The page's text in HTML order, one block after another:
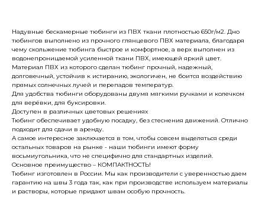
Надувные бескамерные тюбинги из ПВХ ткани плотностью 650г/м2. Дно
тюбингов выполнено из прочного глянцевого ПВХ материала, благодаря
чему скольжение тюбинга быстрое и комфортное, а верх выполнен из
водонепроницаемой усиленной ткани ПВХ, имеющей яркий цвет.
Материал ПВХ из которого сделан тюбинг прочный, надежный,
долговечный, устойчив к истиранию, экологичен, не боится воздействию
прямых солнечных лучей и перепадов температур.
Для удобства тюбинги оборудованы двумя мягкими ручками и колечком
для верёвки, для буксировки.
Доступен в различных цветовых решениях
Тюбинг обеспечивает удобную посадку, без стеснения движений. Отлично
подходит для сдачи в аренду.
А самое интересное заключается в том, чтобы совсем выделяться среди
остальных товаров на рынке - наши тюбинги имеют форму
восьмиугольника, что не специфично для стандартных изделий.
Основное преимущество – КОМПАКТНОСТЬ!
Тюбинг изготовлен в России. Мы как производители с уверенностью даем
гарантию на швы 3 года так, как при производстве используем материалы
и растворы, которые придают швам особую прочность.